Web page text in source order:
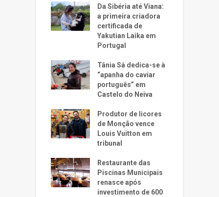
Da Sibéria até Viana:
a primeira criadora
certificada de
Yakutian Laika em
Portugal
Tânia Sá dedica-se à
“apanha do caviar
português” em
Castelo do Neiva
Produtor de licores
de Monção vence
Louis Vuitton em
tribunal
Restaurante das
Piscinas Municipais
renasce após
investimento de 600